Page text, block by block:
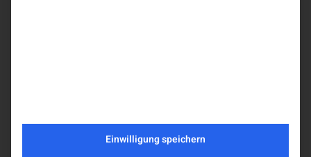
Einwilligung speichern